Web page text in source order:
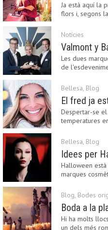
Ja està aquí la
flors i, segons
Notícies
Les dues
de
Bellesa, Blog
Despertar-se
temperatures
Bellesa, Blog
Halloween
marques
Blog, Bodes
Boda a la
Hi ha molts
un dels més